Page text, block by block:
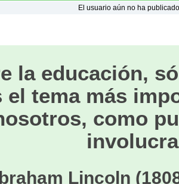
El usuario aún no ha
la educación,
el tema más
como
Lincoln